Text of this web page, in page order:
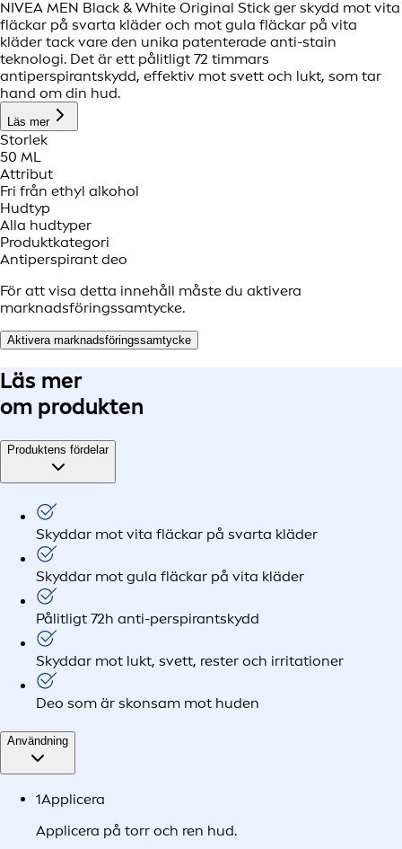
NIVEA MEN Black & White Original Stick ger skydd mot vita
fläckar på svarta kläder och mot gula fläckar på vita
kläder tack vare den unika patenterade anti-stain
teknologi. Det är ett pålitligt 72 timmars
antiperspirantskydd, effektiv mot svett och lukt, som tar
hand om din hud.
Läs mer
Storlek
50 ML
Attribut
Fri från ethyl alkohol
Hudtyp
Alla hudtyper
Produktkategori
Antiperspirant deo
För att visa detta innehåll måste du aktivera
marknadsföringssamtycke.
Aktivera marknadsföringssamtycke
Läs mer
om produkten
Produktens fördelar
Skyddar mot vita fläckar på svarta kläder
Skyddar mot gula fläckar på vita kläder
Pålitligt 72h anti-perspirantskydd
Skyddar mot lukt, svett, rester och irritationer
Deo som är skonsam mot huden
Användning
1Applicera
Applicera på torr och ren hud.